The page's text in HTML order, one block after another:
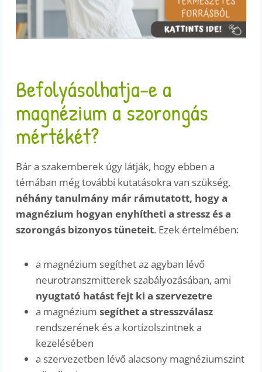
Befolyásolhatja-e a
magnézium a szorongás
mértékét?
Bár a szakemberek úgy látják, hogy ebben a
témában még további kutatásokra van szükség,
néhány tanulmány már rámutatott, hogy a
magnézium hogyan enyhítheti a stressz és a
szorongás bizonyos tüneteit. Ezek értelmében:
a magnézium segíthet az agyban lévő
neurotranszmitterek szabályozásában, ami
nyugtató hatást fejt ki a szervezetre
a magnéziumsegíthet a stresszválasz
rendszerének és a kortizolszintnek a
kezelésében
a szervezetben lévő alacsony magnéziumszint